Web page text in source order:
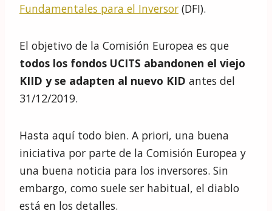
Fundamentales para el Inversor (DFI).
El objetivo de la Comisión Europea es que
todos los fondos UCITS abandonen el viejo
KIID y se adapten al nuevo KID antes del
31/12/2019.
Hasta aquí todo bien. A priori, una buena
iniciativa por parte de la Comisión Europea y
una buena noticia para los inversores. Sin
embargo, como suele ser habitual, el diablo
está en los detalles.